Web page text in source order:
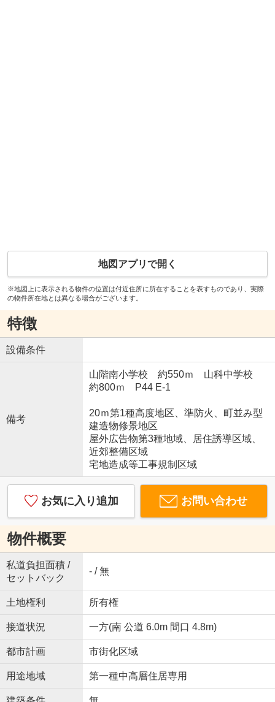
地図アプリで開く
※地図上に表示される物件の位置は付近住所に所在することを表すものであり、実際
の物件所在地とは異なる場合がございます。
特徴
設備条件
備考
山階南小学校 約550ｍ 山科中学校
約800ｍ P44 E-1
20ｍ第1種高度地区、準防火、町並み型
建造物修景地区
屋外広告物第3種地域、居住誘導区域、
近郊整備区域
宅地造成等工事規制区域
お気に入り追加 お問い合わせ
物件概要
私道負担面積 /
セットバック
- / 無
土地権利 所有権
接道状況 一方(南 公道 6.0m 間口 4.8m)
都市計画 市街化区域
用途地域 第一種中高層住居専用